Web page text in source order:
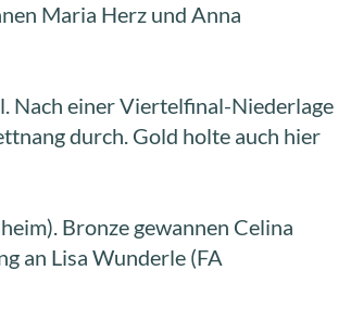
Maria Herz und Anna
Nach einer Viertelfinal-Niederlage
durch. Gold holte auch hier
Bronze gewannen Celina
an Lisa Wunderle (FA